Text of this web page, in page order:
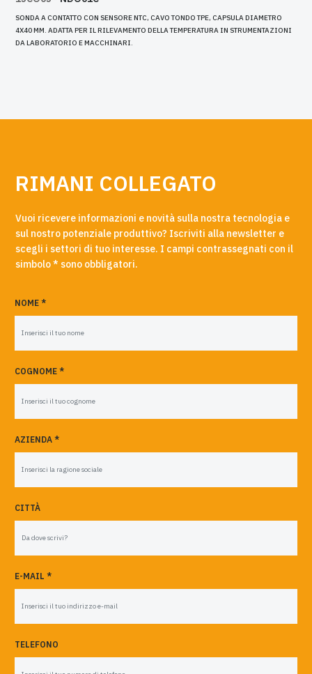
SONDA A CONTATTO CON SENSORE NTC, CAVO TONDO TPE, CAPSULA DIAMETRO
4X40 MM. ADATTA PER IL RILEVAMENTO DELLA TEMPERATURA IN STRUMENTAZIONI
DA LABORATORIO E MACCHINARI.
RIMANI COLLEGATO
Vuoi ricevere informazioni e novità sulla nostra tecnologia e
sul nostro potenziale produttivo? Iscriviti alla newsletter e
scegli i settori di tuo interesse. I campi contrassegnati con il
simbolo * sono obbligatori.
NOME *
COGNOME *
AZIENDA *
CITTÀ
E-MAIL *
TELEFONO